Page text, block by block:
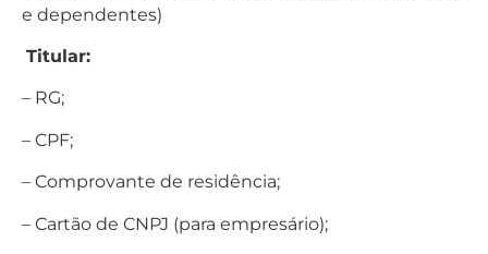
e dependentes)
Titular:
– RG;
– CPF;
– Comprovante de residência;
– Cartão de CNPJ (para empresário);